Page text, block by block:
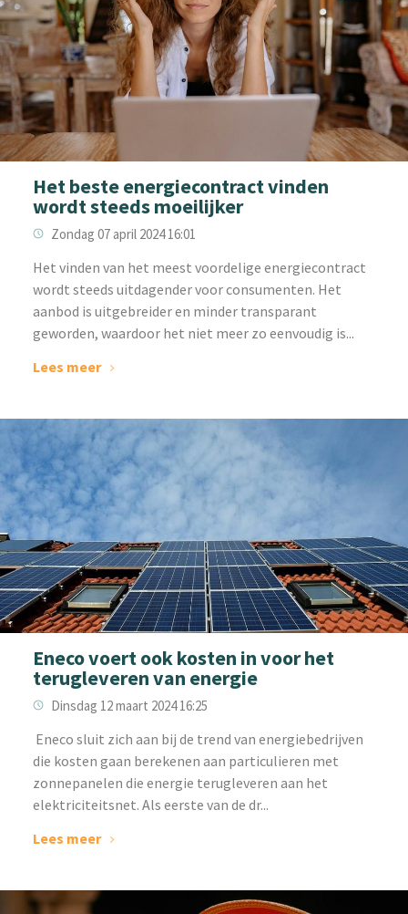
Het beste energiecontract vinden
wordt steeds moeilijker
Zondag 07 april 2024 16:01
‌Het vinden van het meest voordelige energiecontract
wordt steeds uitdagender voor consumenten. Het
aanbod is uitgebreider en minder transparant
geworden, waardoor het niet meer zo eenvoudig is...
Lees meer
Eneco voert ook kosten in voor het
terugleveren van energie
Dinsdag 12 maart 2024 16:25
‌ Eneco sluit zich aan bij de trend van energiebedrijven
die kosten gaan berekenen aan particulieren met
zonnepanelen die energie terugleveren aan het
elektriciteitsnet. Als eerste van de dr...
Lees meer